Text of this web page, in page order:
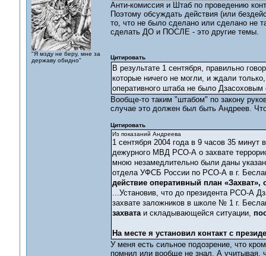
"Я мзду не беру, мне за
державу обидно"
Анти-комиссия и Штаб по проведению
Поэтому обсуждать действия (или
то, что не было сделано или сделано не
сделать ДО и ПОСЛЕ - это другие темы.
Цитировать
В результате 1 сентября, правильно
которые ничего не могли, и ждали
оперативного штаба не было Дзасоховым
Вообще-то таким "штабом" по закону
случае это должен был быть Андреев.
Цитировать
Из показаний Андреева
1 сентября 2004 года в 9 часов 35
дежурного МВД РСО-А о захвате
мною незамедлительно были даны
отдела УФСБ России по РСО-А в г.
действие оперативный план
...Установив, что до президента РСО-А
захвате заложников в школе № 1 г.
захватаи складывающейся ситуации,
На месте я установил контакт с
У меня есть сильное подозрение, что
помнил или вообще не знал. А учитывая,